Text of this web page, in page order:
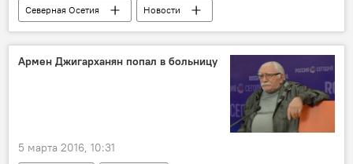
Северная Осетия Новости
Армен Джигарханян попал в больницу
5 марта 2016, 10:31